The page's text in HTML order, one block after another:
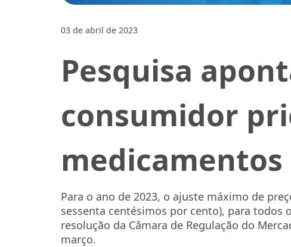
03 de abril de 2023
Pesquisa
consumidor
medicamentos
Para o ano de 2023, o ajuste máximo de
sessenta centésimos por cento), para todos
resolução da Câmara de Regulação do
março.